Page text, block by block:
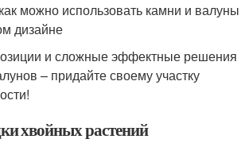
можно использовать камни и валуны
дизайне
и сложные эффектные решения
– придайте своему участку
хвойных растений